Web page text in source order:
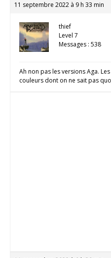
11 septembre 2022 à 9 h 33 min
thief
Level 7
Messages : 538
Ah non pas les versions Aga.
couleurs dont on ne sait pas